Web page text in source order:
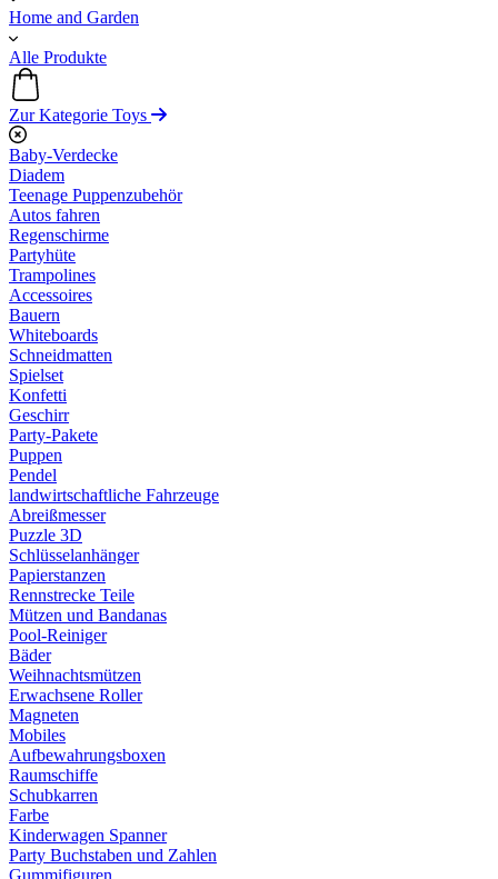
Home and Garden
Alle Produkte
Zur Kategorie Toys
Baby-Verdecke
Diadem
Teenage Puppenzubehör
Autos fahren
Regenschirme
Partyhüte
Trampolines
Accessoires
Bauern
Whiteboards
Schneidmatten
Spielset
Konfetti
Geschirr
Party-Pakete
Puppen
Pendel
landwirtschaftliche Fahrzeuge
Abreißmesser
Puzzle 3D
Schlüsselanhänger
Papierstanzen
Rennstrecke Teile
Mützen und Bandanas
Pool-Reiniger
Bäder
Weihnachtsmützen
Erwachsene Roller
Magneten
Mobiles
Aufbewahrungsboxen
Raumschiffe
Schubkarren
Farbe
Kinderwagen Spanner
Party Buchstaben und Zahlen
Gummifiguren